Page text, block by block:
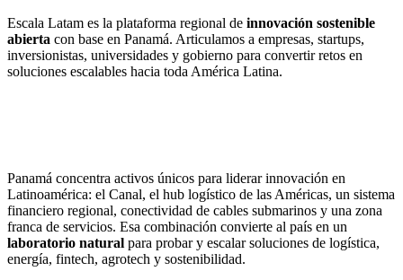
Escala Latam es la plataforma regional de innovación sostenible
abierta con base en Panamá. Articulamos a empresas, startups,
inversionistas, universidades y gobierno para convertir retos en
soluciones escalables hacia toda América Latina.
Panamá concentra activos únicos para liderar innovación en
Latinoamérica: el Canal, el hub logístico de las Américas, un sistema
financiero regional, conectividad de cables submarinos y una zona
franca de servicios. Esa combinación convierte al país en un
laboratorio natural para probar y escalar soluciones de logística,
energía, fintech, agrotech y sostenibilidad.